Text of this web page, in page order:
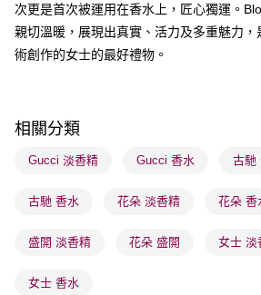
順豐站及營業點 - 確認發貨後1-3個工作天
每筆HK$65.00，滿HK$300.00或以上免運
確認發貨後1-3 工作天送達，訂單將隨機分
取。逾期會取消訂單，並不會安排重寄
每筆HK$20.00，滿HK$100.00或以上免運
取。逾期會取消訂單，並不會安排重寄
每筆HK$20.00，滿HK$100.00或以上免運費
次更是首次被運用在香水上，匠心獨運。
親切溫暖，展現出真實、活力及多重魅力
術創作的女士的最好禮物。
相關分類
Gucci 淡香精 Gucci 香水 古馳
古馳 香水 花朵 淡香精 花朵 香
盛開 淡香精 花朵 盛開 女士 淡
女士 香水